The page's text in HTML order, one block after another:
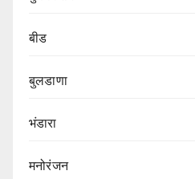
बीड
बुलडाणा
भंडारा
मनोरंजन